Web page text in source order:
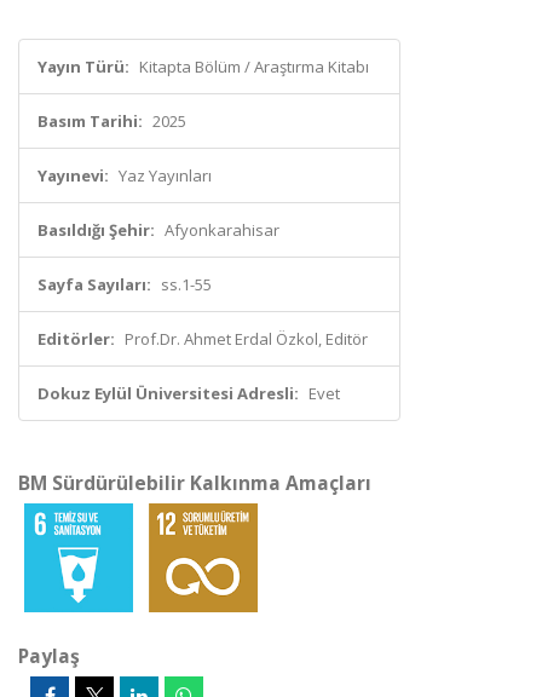
Yayın Türü: Kitapta Bölüm / Araştırma Kitabı
Basım Tarihi: 2025
Yayınevi: Yaz Yayınları
Basıldığı Şehir: Afyonkarahisar
Sayfa Sayıları: ss.1-55
Editörler: Prof.Dr. Ahmet Erdal Özkol, Editör
Dokuz Eylül Üniversitesi Adresli: Evet
BM Sürdürülebilir Kalkınma Amaçları
Paylaş